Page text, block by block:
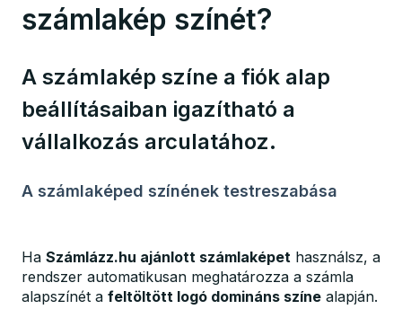
számlakép színét?
A számlakép színe a fiók alap
beállításaiban igazítható a
vállalkozás arculatához.
A számlaképed színének testreszabása
Ha Számlázz.hu ajánlott számlaképet használsz, a
rendszer automatikusan meghatározza a számla
alapszínét a feltöltött logó domináns színe alapján.